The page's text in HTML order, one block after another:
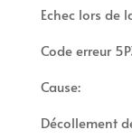
Echec lors de
Code erreur
Cause:
Décollement